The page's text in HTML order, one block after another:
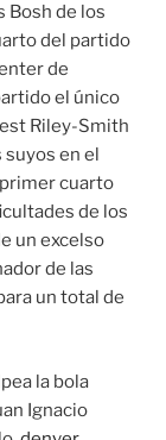
Bosh de los
del partido
de
el único
Riley-Smith
en el
cuarto
de los
un excelso
de las
un total de
la bola
Ignacio